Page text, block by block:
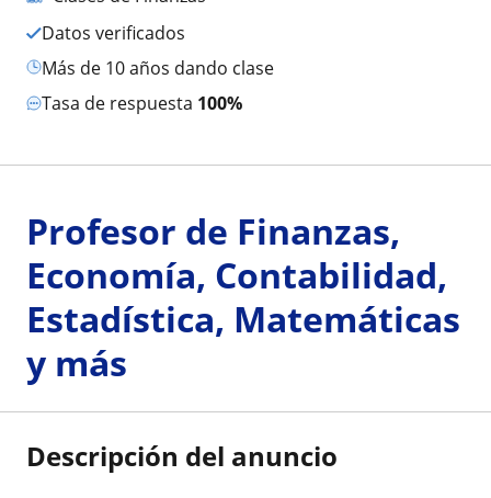
Datos verificados
más de 10 años dando clase
Tasa de respuesta 100%
Profesor de Finanzas,
Economía, Contabilidad,
Estadística, Matemáticas
y más
Descripción del anuncio